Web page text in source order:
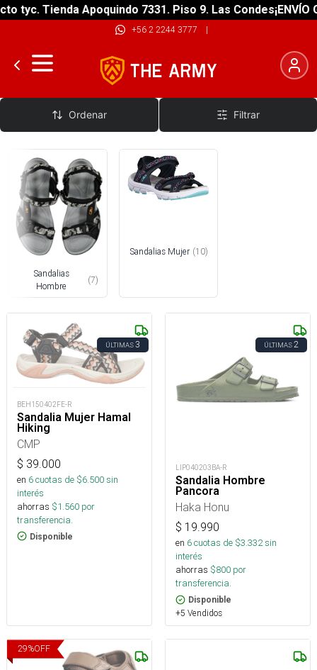
tyc. Tienda Apoquindo 7331. Piso 9. Las Condes¡ENVÍO
+56 2 2244 3777 |
Sandalias
Ordenar Filtrar
Sandalias
Hombre
(7)
Sandalias Mujer (10)
ÚLTIMAS3
BEH150402FE-R
Sandalia Mujer Hamal
Hiking
CMP
$ 39.000
en 6cuotas de $6.500sin
interés
ahorras $1.560 por
transferencia.
Disponible
ÚLTIMAS2
LIP040203BA-R
Sandalia Hombre
Pancora
Haka Honu
$ 19.990
en 6cuotas de $3.332sin
interés
ahorras $800 por
transferencia.
Disponible
+5 Vendidos
29%OFF